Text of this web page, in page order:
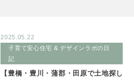
2025.05.22
子育て安心住宅 & デザインラボの日
記
【豊橋・豊川・蒲郡・田原で土地探し